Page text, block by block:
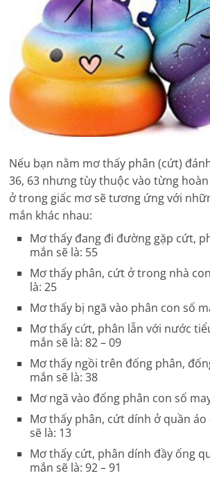
Nếu bạn nằm mơ thấy phân (cứt)
36, 63 nhưng tùy thuộc vào từng
ở trong giấc mơ sẽ tương ứng với
mắn khác nhau:
Mơ thấy đang đi đường gặp cứt,
mắn sẽ là: 55
Mơ thấy phân, cứt ở trong nhà
là: 25
Mơ thấy bị ngã vào phân con số
Mơ thấy cứt, phân lẫn với nước
mắn sẽ là: 82 – 09
Mơ thấy ngồi trên đống phân,
mắn sẽ là: 38
Mơ ngã vào đống phân con số
Mơ thấy phân, cứt dính ở quần áo
sẽ là: 13
Mơ thấy cứt, phân dính đầy ống
mắn sẽ là: 92 – 91